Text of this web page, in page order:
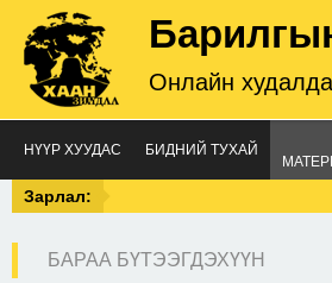
Онлайн
НҮҮР ХУУДАС БИДНИЙ ТУХАЙ
Зарлал:
БАРАА БҮТЭЭГДЭХҮҮН